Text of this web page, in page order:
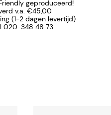
geproduceerd!
v.a. €45,00
(1-2 dagen levertijd)
020-348 48 73